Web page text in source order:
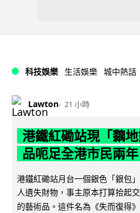
科技娛樂 生活娛樂 城中熱話
Lawton 21 小時
港鐵紅磡站現「黐
品呃足全港市民兩年
港鐵紅磡站月台一個銀色「銀包
人遺失財物，事主原本打算拾起
的藝術品。這件名為《失而復得